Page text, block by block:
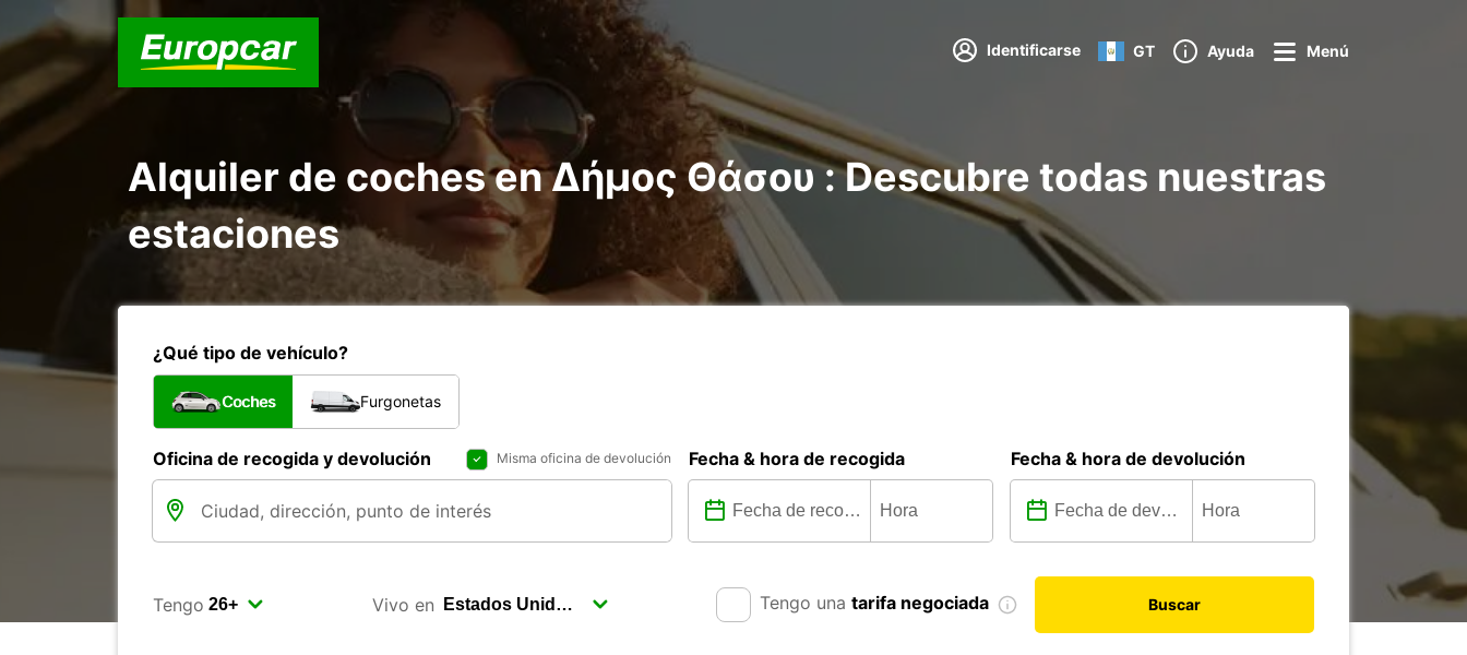
Identificarse GT Ayuda Menú
Alquiler de coches en Δήμος Θάσου : Descubre todas nuestras
estaciones
¿Qué tipo de vehículo?
Coches Furgonetas
Oficina de recogida y devolución Misma oficina de devolución Fecha & hora de recogida Fecha & hora de devolución
Tengo Vivo en Tengo una tarifa negociada Buscar